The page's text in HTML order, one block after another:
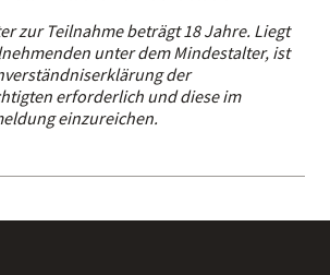
zur Teilnahme beträgt 18 Jahre. Liegt
unter dem Mindestalter, ist
der
erforderlich und diese im
einzureichen.